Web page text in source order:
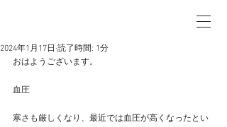
2024年1月17日 読了時間: 1分
おはようございます。
血圧
寒さも厳しくなり、最近では血圧が高くなったとい